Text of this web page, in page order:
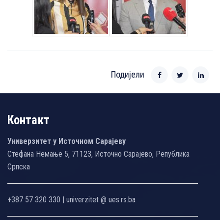
Подијели
Контакт
Универзитет у Источном Сарајеву
Стефана Немање 5, 71123, Источно Сарајево, Република
Српска
+387 57 320 330 | univerzitet @ ues.rs.ba